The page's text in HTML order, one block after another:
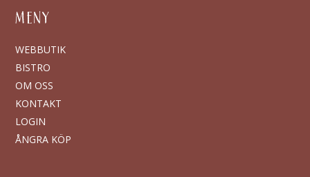
MENY
WEBBUTIK
BISTRO
OM OSS
KONTAKT
LOGIN
ÅNGRA KÖP